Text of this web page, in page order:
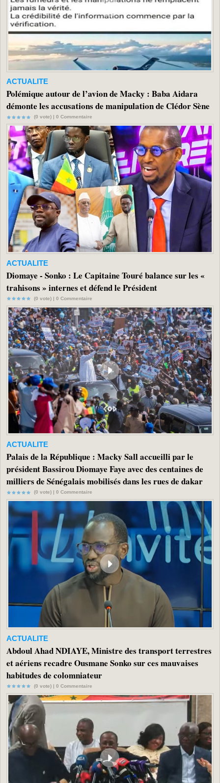
ACTUALITE
Polémique autour de l’avion de Macky : Baba Aidara
démonte les accusations de manipulation de Clédor Sène
(0 vote) | 0 Commentaire
ACTUALITE
Diomaye - Sonko : Le Capitaine Touré balance sur les «
trahisons » internes et défend le Président
(0 vote) | 0 Commentaire
ACTUALITE
Palais de la République : Macky Sall accueilli par le
président Bassirou Diomaye Faye avec des centaines de
milliers de Sénégalais mobilisés dans les rues de dakar
(0 vote) | 0 Commentaire
ACTUALITE
Abdoul Ahad NDIAYE, Ministre des transport terrestres
et aériens recadre Ousmane Sonko sur ces mauvaises
habitudes de colomniateur
(0 vote) | 0 Commentaire